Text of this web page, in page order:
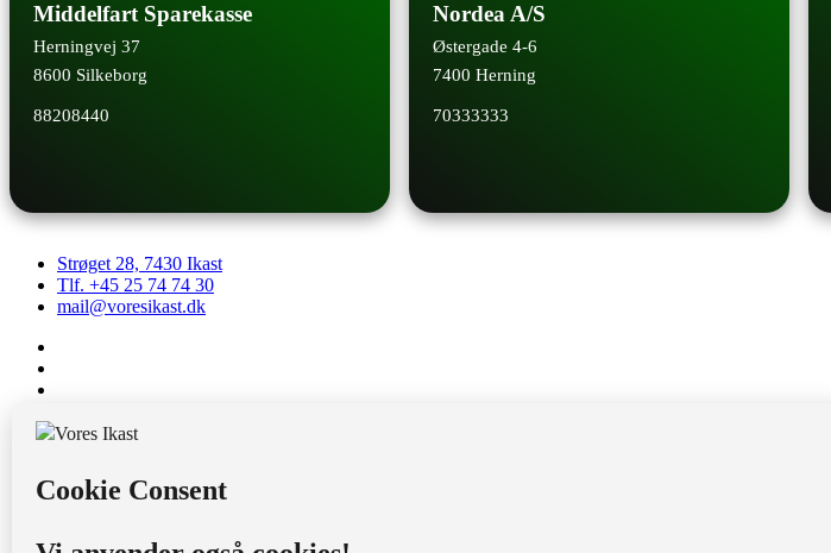
Middelfart Sparekasse
Herningvej 37
8600 Silkeborg
88208440
Nordea A/S
Østergade 4-6
7400 Herning
70333333
Strøget 28, 7430 Ikast
Tlf. +45 25 74 74 30
mail@voresikast.dk
CVR: 28032854